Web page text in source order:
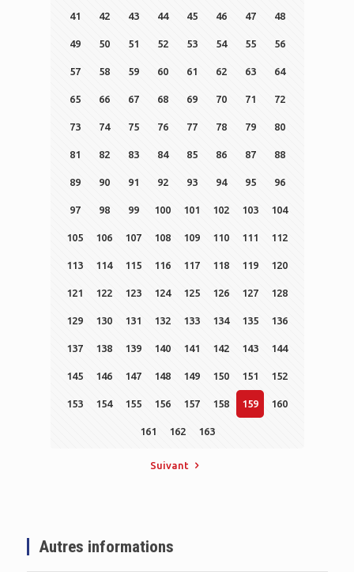
41 42 43 44 45 46 47 48
49 50 51 52 53 54 55 56
57 58 59 60 61 62 63 64
65 66 67 68 69 70 71 72
73 74 75 76 77 78 79 80
81 82 83 84 85 86 87 88
89 90 91 92 93 94 95 96
97 98 99 100 101 102 103 104
105 106 107 108 109 110 111 112
113 114 115 116 117 118 119 120
121 122 123 124 125 126 127 128
129 130 131 132 133 134 135 136
137 138 139 140 141 142 143 144
145 146 147 148 149 150 151 152
153 154 155 156 157 158 159 160
161 162 163
Suivant
Autres informations